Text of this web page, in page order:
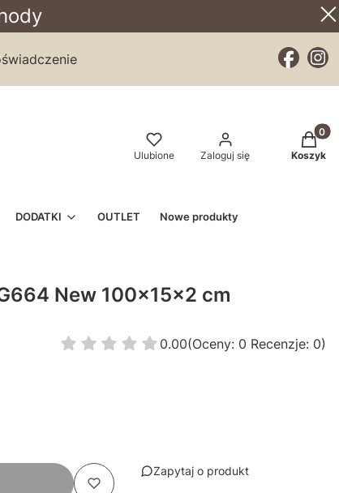
Ulubione Zaloguj się Koszyk
DODATKI OUTLET Nowe produkty
New 100x15x2 cm
0.00(Oceny: 0 Recenzje: 0)
Zapytaj o produkt